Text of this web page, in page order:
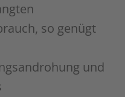
so genügt
und